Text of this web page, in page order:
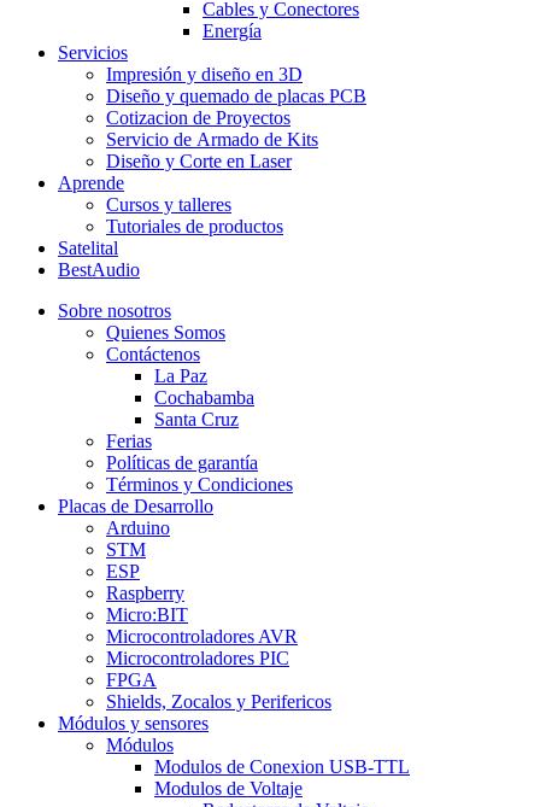
Cables y Conectores
Energía
Servicios
Impresión y diseño en 3D
Diseño y quemado de placas PCB
Cotizacion de Proyectos
Servicio de Armado de Kits
Diseño y Corte en Laser
Aprende
Cursos y talleres
Tutoriales de productos
Satelital
BestAudio
Sobre nosotros
Quienes Somos
Contáctenos
La Paz
Cochabamba
Santa Cruz
Ferias
Políticas de garantía
Términos y Condiciones
Placas de Desarrollo
Arduino
STM
ESP
Raspberry
Micro:BIT
Microcontroladores AVR
Microcontroladores PIC
FPGA
Shields, Zocalos y Perifericos
Módulos y sensores
Módulos
Modulos de Conexion USB-TTL
Modulos de Voltaje